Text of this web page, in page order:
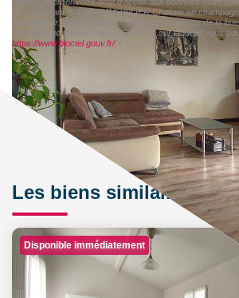
en contactant ALESIA IMMOBILIER Chalons en
immobilier.fr. Nous vous informons de l'existence de la
démarchage téléphonique « Bloctel », sur laquelle vous
https://www.bloctel.gouv.fr/»
Les biens similaires
Disponible immédiatement